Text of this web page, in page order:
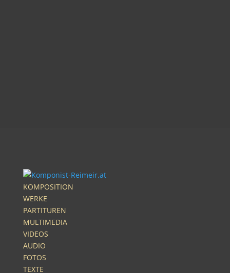
KOMPOSITION
WERKE
PARTITUREN
MULTIMEDIA
VIDEOS
AUDIO
FOTOS
TEXTE